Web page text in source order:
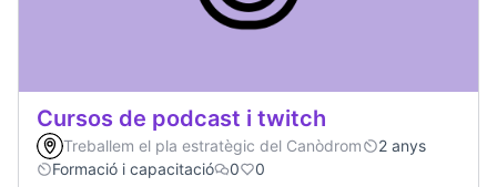
Cursos de podcast i twitch
Treballem el pla estratègic del Canòdrom
2 anys
Formació i capacitació
0 0